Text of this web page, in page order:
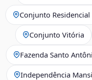
Conjunto
Conjunto Vitória
Fazenda Santo
Independência